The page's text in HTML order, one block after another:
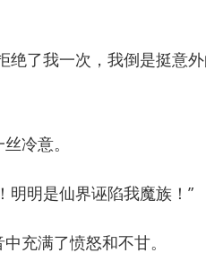
了我一次，我倒是挺意
冷意。
明是仙界诬陷我魔族！”
满了愤怒和不甘。